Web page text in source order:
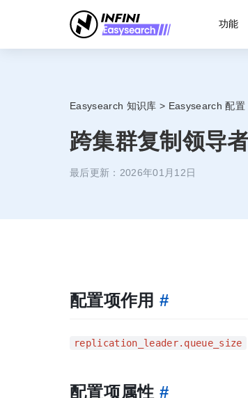
功能
Easysearch 知识库 > Easysearch 配置
跨集群复制领导
最后更新：2026年01月12日
配置项作用 #
replication_leader.queue_size
配置项属性 #